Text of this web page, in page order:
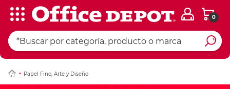
0
Papel Fino, Arte y Diseño